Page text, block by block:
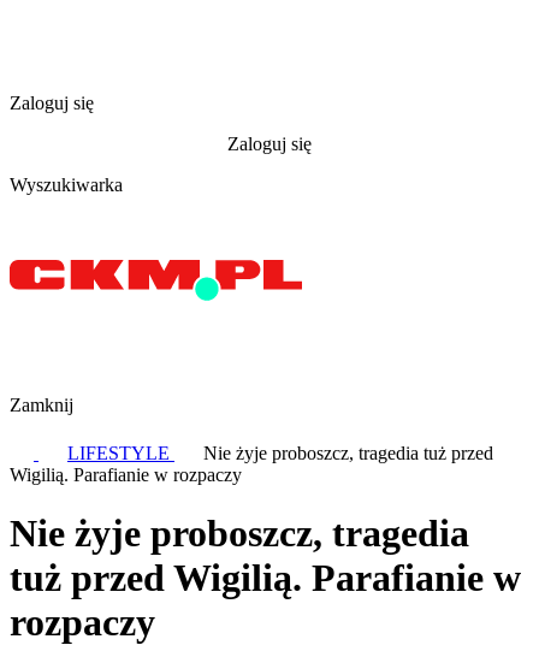
Zaloguj się
Zaloguj się
Wyszukiwarka
Zamknij
LIFESTYLE
Nie żyje proboszcz, tragedia tuż przed
Wigilią. Parafianie w rozpaczy
Nie żyje proboszcz, tragedia
tuż przed Wigilią. Parafianie w
rozpaczy